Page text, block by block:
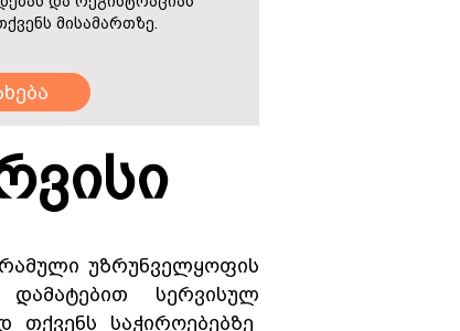
მისამართზე.
უზრუნველყოფის
სერვისულ
თქვენს საჭიროებებზე